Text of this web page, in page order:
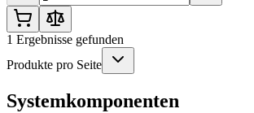
1 Ergebnisse gefunden
Produkte pro Seite
Systemkomponenten